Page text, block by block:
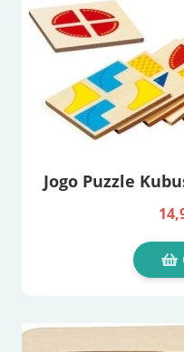
Jogo Puzzle